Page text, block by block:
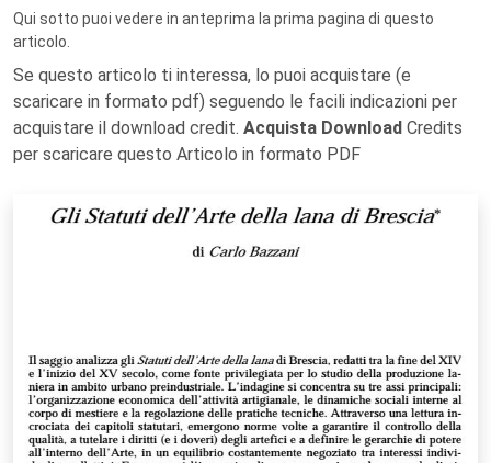
Qui sotto puoi vedere in anteprima la prima pagina di questo
articolo.
Se questo articolo ti interessa, lo puoi acquistare (e
scaricare in formato pdf) seguendo le facili indicazioni per
acquistare il download credit. Acquista Download Credits
per scaricare questo Articolo in formato PDF